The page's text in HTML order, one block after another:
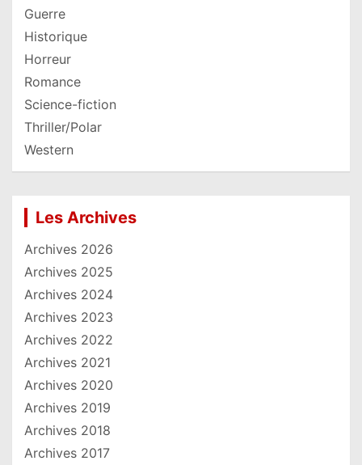
Guerre
Historique
Horreur
Romance
Science-fiction
Thriller/Polar
Western
Les Archives
Archives 2026
Archives 2025
Archives 2024
Archives 2023
Archives 2022
Archives 2021
Archives 2020
Archives 2019
Archives 2018
Archives 2017